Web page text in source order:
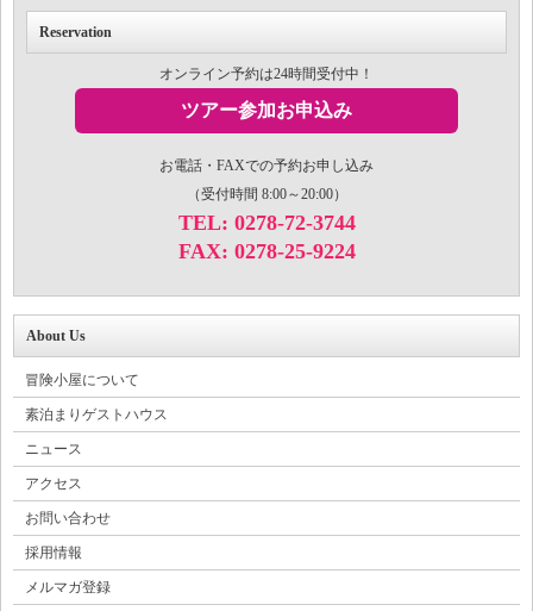
Reservation
オンライン予約は24時間受付中！
ツアー参加お申込み
お電話・FAXでの予約お申し込み
（受付時間 8:00～20:00）
TEL: 0278-72-3744
FAX: 0278-25-9224
About Us
冒険小屋について
素泊まりゲストハウス
ニュース
アクセス
お問い合わせ
採用情報
メルマガ登録